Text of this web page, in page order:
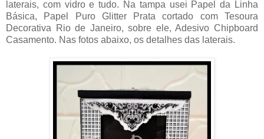
laterais, com vidro e tudo. Na tampa usei Papel da Linha
Básica, Papel Puro Glitter Prata cortado com Tesoura
Decorativa Rio de Janeiro, sobre ele, Adesivo Chipboard
Casamento. Nas fotos abaixo, os detalhes das laterais.